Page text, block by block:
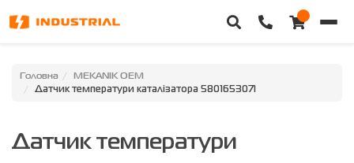
Головна
Категорії
Головна MEKANIK OEM
Датчик температури каталізатора 5801653071
Датчик температури